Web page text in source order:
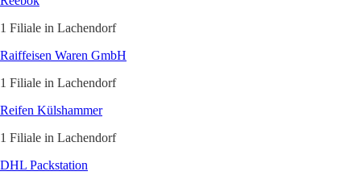
1 Filiale in Lachendorf
Raiffeisen Waren GmbH
1 Filiale in Lachendorf
Reifen Külshammer
1 Filiale in Lachendorf
DHL Packstation